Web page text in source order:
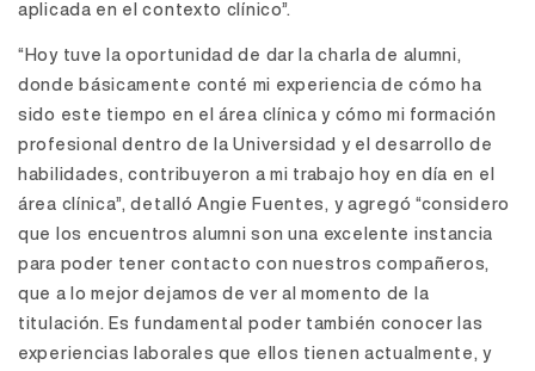
aplicada en el contexto clínico”.
“Hoy tuve la oportunidad de dar la charla de alumni,
donde básicamente conté mi experiencia de cómo ha
sido este tiempo en el área clínica y cómo mi formación
profesional dentro de la Universidad y el desarrollo de
habilidades, contribuyeron a mi trabajo hoy en día en el
área clínica”, detalló Angie Fuentes, y agregó “considero
que los encuentros alumni son una excelente instancia
para poder tener contacto con nuestros compañeros,
que a lo mejor dejamos de ver al momento de la
titulación. Es fundamental poder también conocer las
experiencias laborales que ellos tienen actualmente, y